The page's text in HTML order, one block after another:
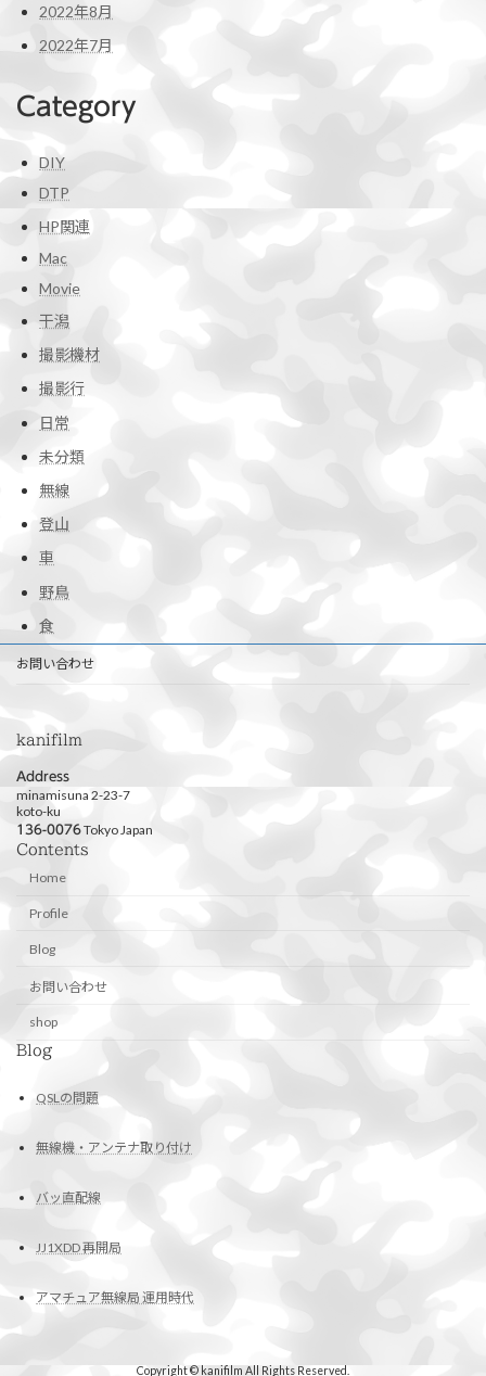
2022年8月
2022年7月
Category
DIY
DTP
HP関連
Mac
Movie
干潟
撮影機材
撮影行
日常
未分類
無線
登山
車
野鳥
食
お問い合わせ
kanifilm
Address
minamisuna 2-23-7
koto-ku
136-0076Tokyo Japan
Contents
Home
Profile
Blog
お問い合わせ
shop
Blog
QSLの問題
無線機・アンテナ取り付け
バッ直配線
JJ1XDD 再開局
アマチュア無線局 運用時代
Copyright © kanifilm All Rights Reserved.